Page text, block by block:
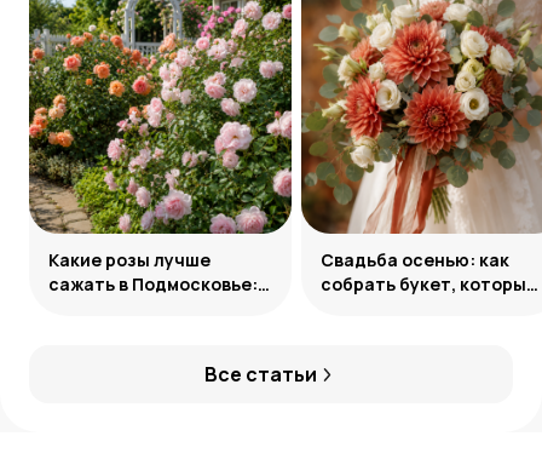
Все статьи
Какие розы лучше
сажать в Подмосковье:
Свадьба осенью: как
собрать букет, который